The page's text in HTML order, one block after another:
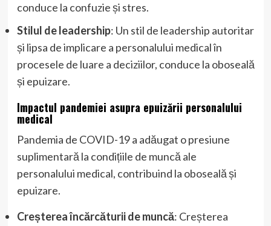
conduce la confuzie și stres.
Stilul de leadership: Un stil de leadership autoritar
și lipsa de implicare a personalului medical în
procesele de luare a deciziilor, conduce la oboseală
și epuizare.
Impactul pandemiei asupra epuizării personalului
medical
Pandemia de COVID-19 a adăugat o presiune
suplimentară la condițiile de muncă ale
personalului medical, contribuind la oboseală și
epuizare.
Creșterea încărcăturii de muncă: Creșterea